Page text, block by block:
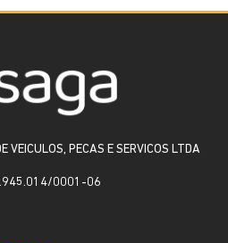
VEICULOS, PECAS E SERVICOS LTDA
0001-06